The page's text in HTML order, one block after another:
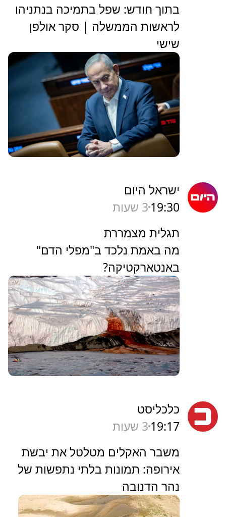
בתוך חודש: שפל בתמיכה בנתניהו
לראשות הממשלה | סקר אולפן
שישי
ישראל היום
19:30 3 שעות
תגלית מצמררת
מה באמת נלכד ב"מפלי הדם"
באנטארקטיקה?
כלכליסט
19:17 3 שעות
משבר האקלים מטלטל את יבשת
אירופה: תמונות בלתי נתפשות של
נהר הדנובה